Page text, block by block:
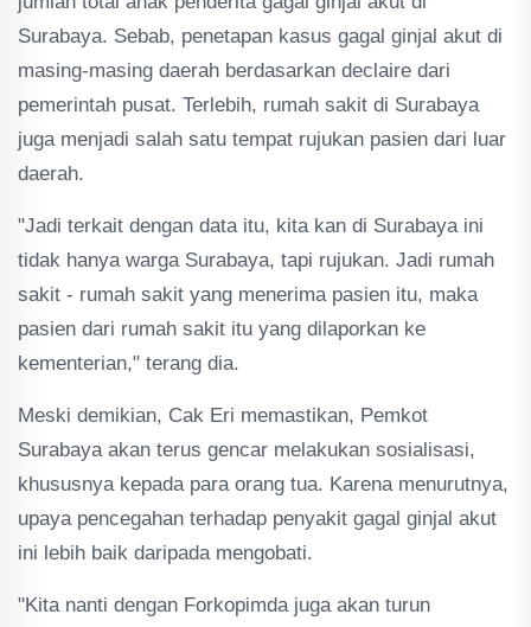
Surabaya. Sebab, penetapan kasus gagal ginjal akut di
masing-masing daerah berdasarkan declaire dari
pemerintah pusat. Terlebih, rumah sakit di Surabaya
juga menjadi salah satu tempat rujukan pasien dari luar
daerah.
"Jadi terkait dengan data itu, kita kan di Surabaya ini
tidak hanya warga Surabaya, tapi rujukan. Jadi rumah
sakit - rumah sakit yang menerima pasien itu, maka
pasien dari rumah sakit itu yang dilaporkan ke
kementerian," terang dia.
Meski demikian, Cak Eri memastikan, Pemkot
Surabaya akan terus gencar melakukan sosialisasi,
khususnya kepada para orang tua. Karena menurutnya,
upaya pencegahan terhadap penyakit gagal ginjal akut
ini lebih baik daripada mengobati.
"Kita nanti dengan Forkopimda juga akan turun